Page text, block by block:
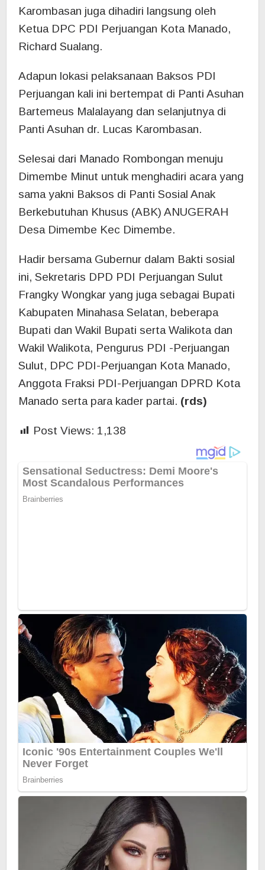
Karombasan juga dihadiri langsung oleh
Ketua DPC PDI Perjuangan Kota Manado,
Richard Sualang.
Adapun lokasi pelaksanaan Baksos PDI
Perjuangan kali ini bertempat di Panti Asuhan
Bartemeus Malalayang dan selanjutnya di
Panti Asuhan dr. Lucas Karombasan.
Selesai dari Manado Rombongan menuju
Dimembe Minut untuk menghadiri acara yang
sama yakni Baksos di Panti Sosial Anak
Berkebutuhan Khusus (ABK) ANUGERAH
Desa Dimembe Kec Dimembe.
Hadir bersama Gubernur dalam Bakti sosial
ini, Sekretaris DPD PDI Perjuangan Sulut
Frangky Wongkar yang juga sebagai Bupati
Kabupaten Minahasa Selatan, beberapa
Bupati dan Wakil Bupati serta Walikota dan
Wakil Walikota, Pengurus PDI -Perjuangan
Sulut, DPC PDI-Perjuangan Kota Manado,
Anggota Fraksi PDI-Perjuangan DPRD Kota
Manado serta para kader partai. (rds)
Post Views: 1,138